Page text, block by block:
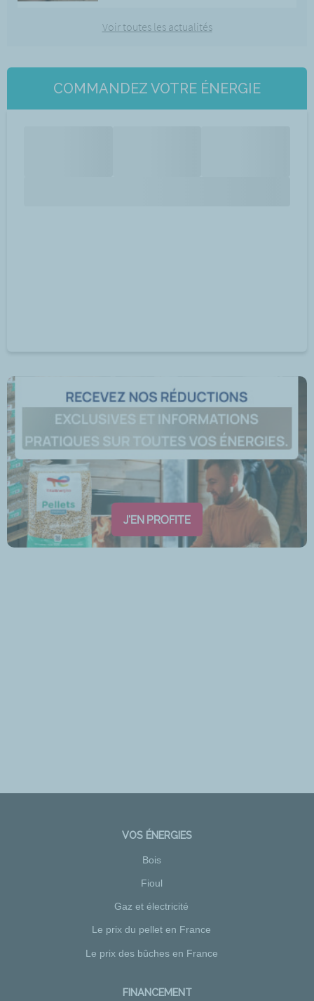
Voir toutes les actualités
COMMANDEZ VOTRE ÉNERGIE
J'EN PROFITE
VOS ÉNERGIES
Bois
Fioul
Gaz et électricité
Le prix du pellet en France
Le prix des bûches en France
FINANCEMENT